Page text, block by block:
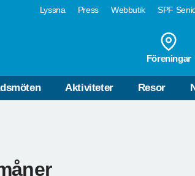
Lyssna Press Webbutik SPF
Föreningar
Aktiviteter Resor